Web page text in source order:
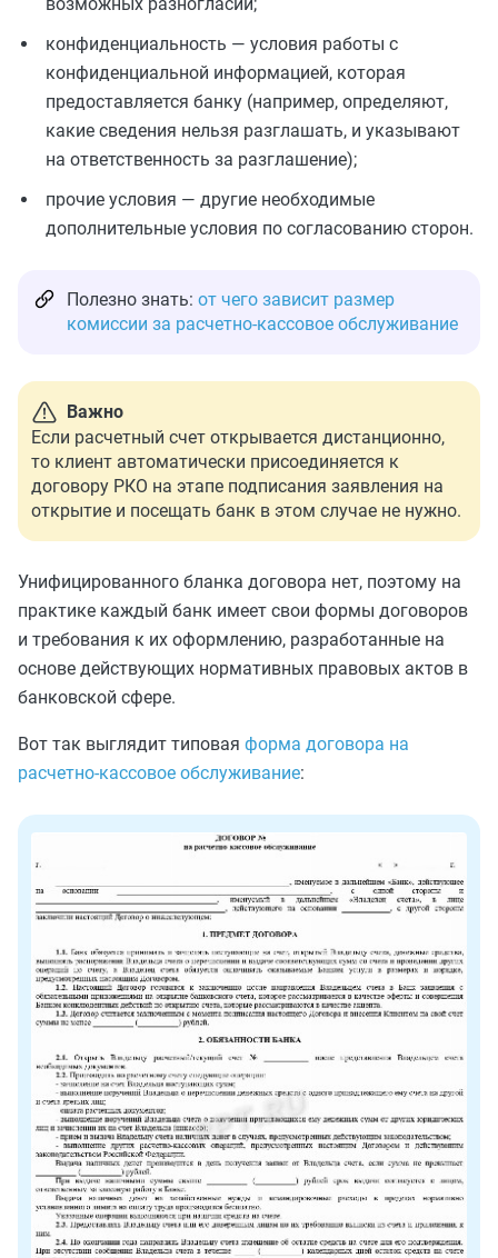
конфиденциальность — условия работы с
конфиденциальной информацией, которая
предоставляется банку (например, определяют,
какие сведения нельзя разглашать, и указывают
на ответственность за разглашение);
прочие условия — другие необходимые
дополнительные условия по согласованию сторон.
Полезно знать: от чего зависит размер
комиссии за расчетно-кассовое обслуживание
Важно
Если расчетный счет открывается дистанционно,
то клиент автоматически присоединяется к
договору РКО на этапе подписания заявления на
открытие и посещать банк в этом случае не нужно.
Унифицированного бланка договора нет, поэтому на
практике каждый банк имеет свои формы договоров
и требования к их оформлению, разработанные на
основе действующих нормативных правовых актов в
банковской сфере.
Вот так выглядит типовая форма договора на
расчетно-кассовое обслуживание: